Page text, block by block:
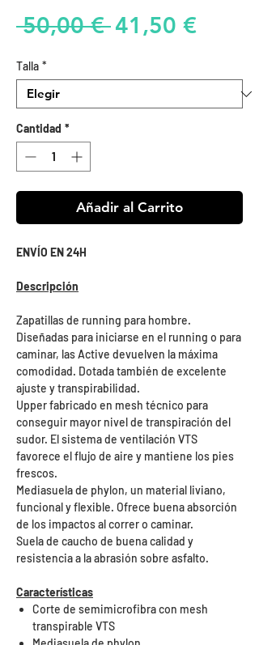
50,00 € Precio
41,50 €Precio
oferta
Talla *
Cantidad *
Añadir al Carrito
ENVÍO EN 24H
Descripción
Zapatillas de running para hombre.
Diseñadas para iniciarse en el running o para
caminar, las Active devuelven la máxima
comodidad. Dotada también de excelente
ajuste y transpirabilidad.
Upper fabricado en mesh técnico para
conseguir mayor nivel de transpiración del
sudor. El sistema de ventilación VTS
favorece el flujo de aire y mantiene los pies
frescos.
Mediasuela de phylon, un material liviano,
funcional y flexible. Ofrece buena absorción
de los impactos al correr o caminar.
Suela de caucho de buena calidad y
resistencia a la abrasión sobre asfalto.
Características
Corte de semimicrofibra con mesh
transpirable VTS